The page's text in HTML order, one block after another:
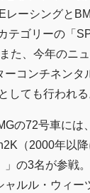
レーシングと
テゴリーの「
た、今年のニ
ーコンチネンタ
しても行われる
の72号車には
（2000年以
」の3名が参戦
ャルル・ウィー